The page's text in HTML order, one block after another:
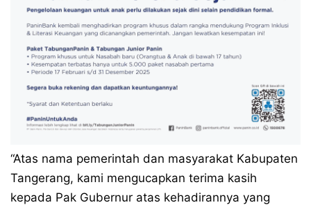
​“Atas nama pemerintah dan masyarakat Kabupaten
Tangerang, kami mengucapkan terima kasih
kepada Pak Gubernur atas kehadirannya yang